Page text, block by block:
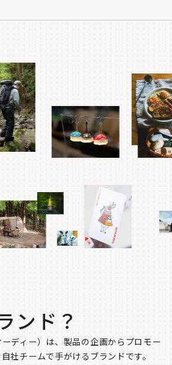
ンド？
ディー）は、製品の企画からプロモー
社チームで手がけるブランドです。